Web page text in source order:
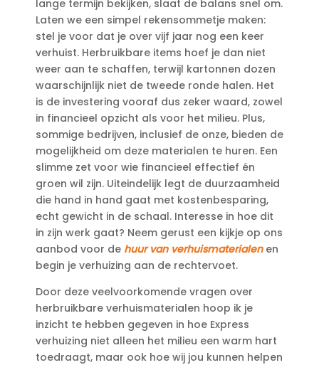
lange termijn bekijken, slaat de balans snel om.​
Laten we een simpel rekensommetje maken:
stel je voor dat je over vijf jaar nog een keer
verhuist.​ Herbruikbare items hoef je dan niet
weer aan te schaffen, terwijl kartonnen dozen
waarschijnlijk niet de tweede ronde halen.​ Het
is de investering vooraf dus zeker waard, zowel
in financieel opzicht als voor het milieu.​ Plus,
sommige bedrijven, inclusief de onze, bieden de
mogelijkheid om deze materialen te huren.​ Een
slimme zet voor wie financieel effectief én
groen wil zijn.​ Uiteindelijk legt de duurzaamheid
die hand in hand gaat met kostenbesparing,
echt gewicht in de schaal.​ Interesse in hoe dit
in zijn werk gaat? Neem gerust een kijkje op ons
aanbod voor de huur van verhuismaterialenen
begin je verhuizing aan de rechtervoet.​
Door deze veelvoorkomende vragen over
herbruikbare verhuismaterialen hoop ik je
inzicht te hebben gegeven in hoe Express
verhuizing niet alleen het milieu een warm hart
toedraagt, maar ook hoe wij jou kunnen helpen